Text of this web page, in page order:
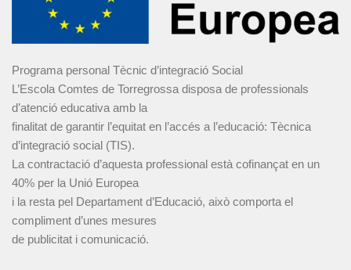
Programa personal Tècnic d’integració Social
L’Escola Comtes de Torregrossa disposa de professionals
d’atenció educativa amb la
finalitat de garantir l’equitat en l’accés a l’educació: Tècnica
d’integració social (TIS).
La contractació d’aquesta professional està cofinançat en un
40% per la Unió Europea
i la resta pel Departament d’Educació, això comporta el
compliment d’unes mesures
de publicitat i comunicació.